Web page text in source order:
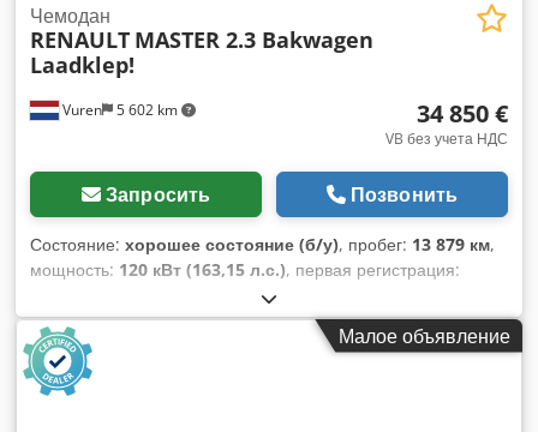
Vuren 5 602 km
Чемодан
RENAULT MASTER 2.3 Bakwagen
Laadklep!
34 850 €
VB без учета НДС
Запросить Позвонить
Состояние: хорошее состояние (б/у), пробег: 13 879 км,
мощность: 120 кВт (163,15 л.с.), первая регистрация:
дизель, размер шины:
конфигурация осей:4x2, колесная база:4 330 мм, топливо:
дизель, цвет: , кабина водителя:дневная кабина,
тип передачи:
выбросов:
Малое объявление